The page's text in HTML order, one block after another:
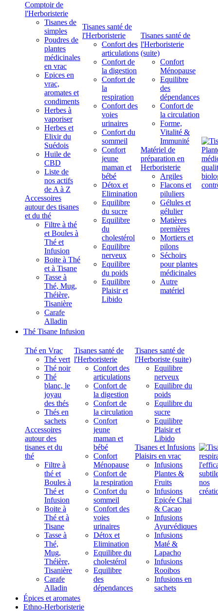
Comptoir de
l'Herboristerie
Tisanes de
simples
Poudres de
plantes
médicinales
en vrac
Epices en
vrac,
aromates et
condiments
Herbes à
vaporiser
Herbes et
Elixir du
Suédois
Huile de
CBD
Liste de
nos actifs
de A à Z
Accessoires
autour des tisanes
et du thé
Filtre à thé
et Boules à
Thé et
Infusion
Boite à Thé
et à Tisane
Tasse à
Thé, Mug,
Théière,
Tisanière
Carafe
Alladin
Tisanes santé de
l'Herboristerie
Confort des
articulations
Confort de
la digestion
Confort de
la
respiration
Confort des
voies
urinaires
Confort du
sommeil
Confort
jeune
maman et
bébé
Détox et
Elimination
Equilibre
du sucre
Equilibre
du
cholestérol
Equilibre
nerveux
Equilibre
du poids
Equilibre
Plaisir et
Libido
Tisanes santé de
l'Herboristerie
(suite)
Confort
Ménopause
Equilibre
des
dépendances
Confort de
la circulation
Forme,
Vitalité &
Immunité
Matériel de
préparation en
Herboristerie
Argiles
Flacons et
piluliers
Gélules et
gélulier
Matières
premières
Mortiers et
pilons
Séchoirs
pour plantes
médicinales
Autre
matériel
Thé Tisane Infusion
Thé en Vrac
Thé vert
Thé noir
Thé
blanc, le
joyau
des thés
Thés en
sachets
Accessoires
autour des
tisanes et du
thé
Filtre à
thé et
Boules à
Thé et
Infusion
Boite à
Thé et à
Tisane
Tasse à
Thé,
Mug,
Théière,
Tisanière
Carafe
Alladin
Tisanes santé de
l'Herboristerie
Confort des
articulations
Confort de
la digestion
Confort de
la circulation
Confort
jeune
maman et
bébé
Confort
Ménopause
Confort de
la respiration
Confort du
sommeil
Confort des
voies
urinaires
Détox et
Elimination
Equilibre du
cholestérol
Equilibre
des
dépendances
Tisanes santé de
l'Herboriste (suite)
Equilibre
nerveux
Equilibre du
poids
Equilibre du
sucre
Equilibre
Plaisir et
Libido
Tisanes et Infusions
Plaisirs en vrac
Infusions
Plantes &
Fruits
Infusions
Epicée Chai
& Cacao
Infusions
Ayurvédiques
Infusions
Maté &
Lapacho
Infusions
Rooibos
Infusions en
sachets
Épices et aromates
Ethno-Herboristerie